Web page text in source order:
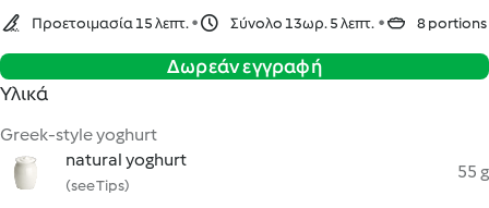
Προετοιμασία 15 λεπτ. Σύνολο 13ωρ. 5 λεπτ. 8 portions
Δωρεάν εγγραφή
Υλικά
Greek-style yoghurt
natural yoghurt
(see Tips)
55 g